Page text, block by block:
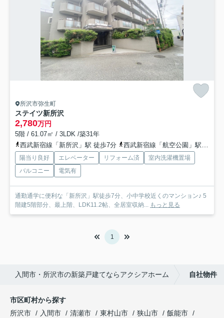
所沢市弥生町
ステイツ新所沢
2,780万円
5階 / 61.07㎡ / 3LDK /築31年
西武新宿線「新所沢」駅 徒歩7分
西武新宿線「航空公園」駅 徒歩16分
陽当り良好 エレベーター リフォーム済
室内洗濯機置場
バルコニー
電気有
通勤通学に便利な「新所沢」駅徒歩7分、小中学校近くのマンション♪ 5
階建5階部分、最上階、LDK11.2帖、全居室収納... もっと見る
1
入間市・所沢市の新築戸建てならアクシアホーム 自社物件
市区町村から探す
所沢市
入間市 清瀬市 東村山市 狭山市
飯能市